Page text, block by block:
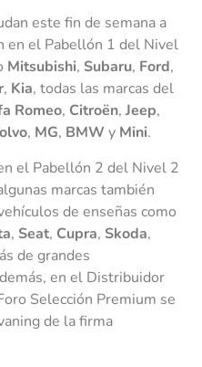
este fin de semana a
en el Pabellón 1 del Nivel
Mitsubishi, Subaru, Ford,
, Kia, todas las marcas del
Romeo, Citroën, Jeep,
, MG, BMW y Mini.
el Pabellón 2 del Nivel 2
marcas también
de enseñas como
, Seat, Cupra, Skoda,
de grandes
en el Distribuidor
Selección Premium se
de la firma